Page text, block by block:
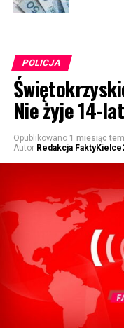
POLICJA
Nie żyje 14-
Opublikowano 1 miesiąc
Autor Redakcja